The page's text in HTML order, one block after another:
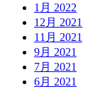
1月 2022
12月 2021
11月 2021
9月 2021
7月 2021
6月 2021